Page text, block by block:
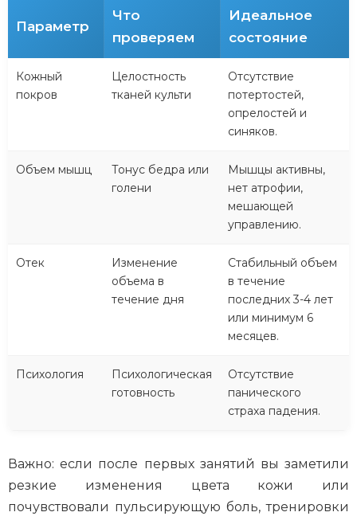
Параметр
Что
проверяем
Идеальное
состояние
Кожный
покров
Целостность
тканей культи
Отсутствие
потертостей,
опрелостей и
синяков.
Объем мышц
Тонус бедра или
голени
Мышцы активны,
нет атрофии,
мешающей
управлению.
Отек
Изменение
объема в
течение дня
Стабильный объем
в течение
последних 3-4 лет
или минимум 6
месяцев.
Психология
Психологическая
готовность
Отсутствие
панического
страха падения.
Важно: если после первых занятий вы заметили
резкие изменения цвета кожи или
почувствовали пульсирующую боль, тренировки